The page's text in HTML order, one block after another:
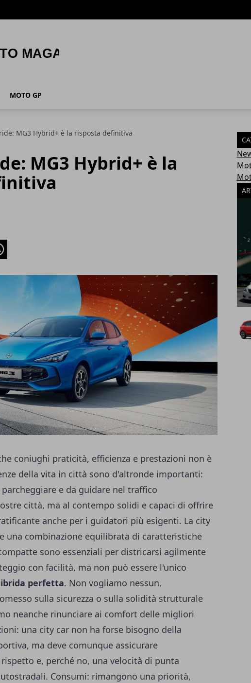
MOTO GP
MG3 Hybrid+ è la risposta definitiva
MG3 Hybrid+ è la
coniughi praticità, efficienza e prestazioni non è
della vita in città sono d'altronde importanti:
e da guidare nel traffico
città, ma al contempo solidi e capaci di offrire
anche per i guidatori più esigenti. La city
una combinazione equilibrata di caratteristiche
sono essenziali per districarsi agilmente
con facilità, ma non può essere l'unico
perfetta. Non vogliamo nessun,
sulla sicurezza o sulla solidità strutturale
neanche rinunciare ai comfort delle migliori
una city car non ha forse bisogno della
ma deve comunque assicurare
e, perché no, una velocità di punta
Consumi: rimangono una priorità,